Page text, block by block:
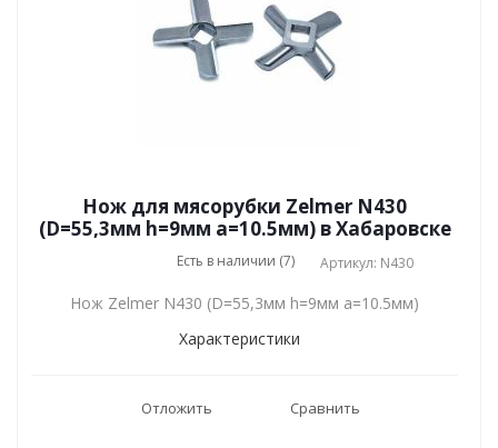
Нож для мясорубки Zelmer N430
(D=55,3мм h=9мм a=10.5мм) в Хабаровске
Есть в наличии (7) Артикул: N430
Нож Zelmer N430 (D=55,3мм h=9мм a=10.5мм)
Характеристики
Отложить Сравнить